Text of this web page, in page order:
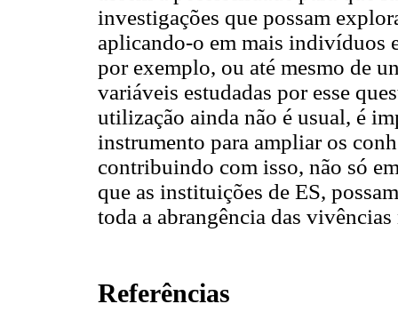
investigações que possam
aplicando-o em mais indivíduos
por exemplo, ou até mesmo de
variáveis estudadas por esse
utilização ainda não é usual, é
instrumento para ampliar os
contribuindo com isso, não só
que as instituições de ES,
toda a abrangência das
Referências